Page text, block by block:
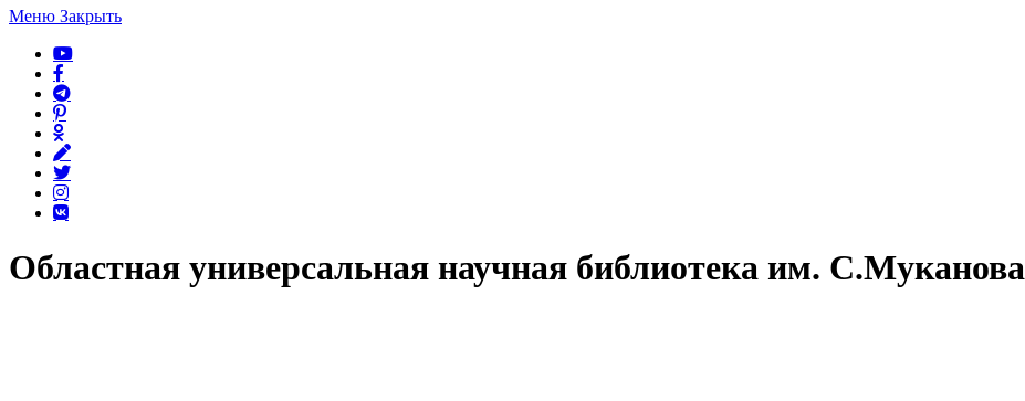
Меню Закрыть
Областная универсальная научная библиотека им. С.Муканова